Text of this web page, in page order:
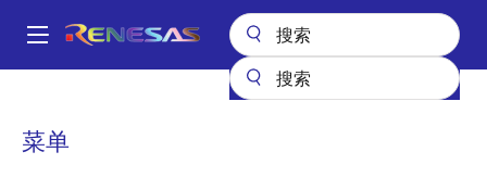
到
Main
菜单
面
MK1491-06
MK1491-06